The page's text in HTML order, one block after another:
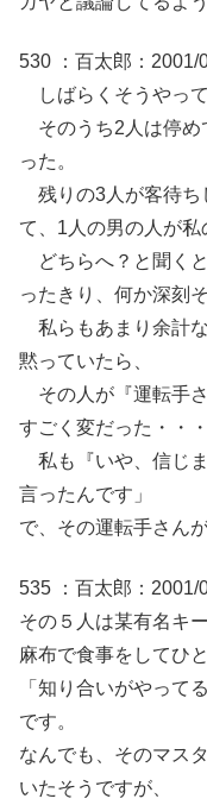
530 ：百太郎：2001/
しばらくそうやっ
そのうち2人は停め
った。
残りの3人が客待ち
て、1人の男の人が私
どちらへ？と聞く
ったきり、何か深刻
私らもあまり余計
黙っていたら、
その人が『運転手
すごく変だった・・
私も『いや、信じ
言ったんです」
で、その運転手さん
535 ：百太郎：2001/
その５人は某有名キ
麻布で食事をしてひ
「知り合いがやって
です。
なんでも、そのマス
いたそうですが、